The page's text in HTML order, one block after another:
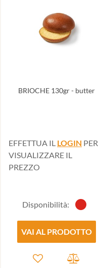
BRIOCHE 130gr - butter
EFFETTUA IL LOGIN PER
VISUALIZZARE IL
PREZZO
Disponibilità:
VAI AL PRODOTTO